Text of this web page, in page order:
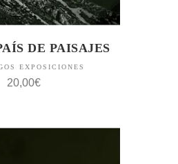
DE PAISAJES
EXPOSICIONES
20,00€